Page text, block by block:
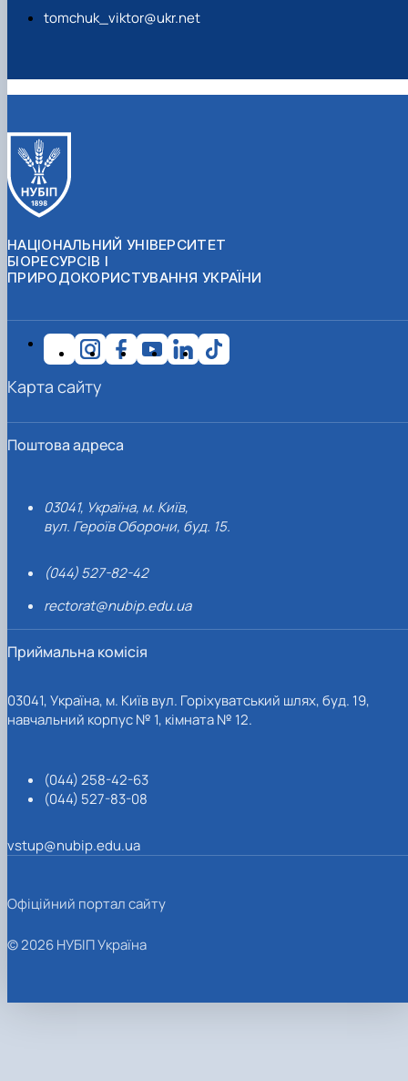
tomchuk_viktor@ukr.net
НАЦІОНАЛЬНИЙ УНІВЕРСИТЕТ
БІОРЕСУРСІВ І
ПРИРОДОКОРИСТУВАННЯ УКРАЇНИ
Поштова адреса
03041, Україна, м. Київ,
вул. Героїв Оборони, буд. 15.
(044) 527-82-42
rectorat@nubip.edu.ua
Приймальна комісія
03041, Україна, м. Київ вул. Горіхуватський шлях, буд. 19,
навчальний корпус № 1, кімната № 12.
(044) 258-42-63
(044) 527-83-08
vstup@nubip.edu.ua
Карта сайту
Офіційний портал сайту
© 2026 НУБІП Україна